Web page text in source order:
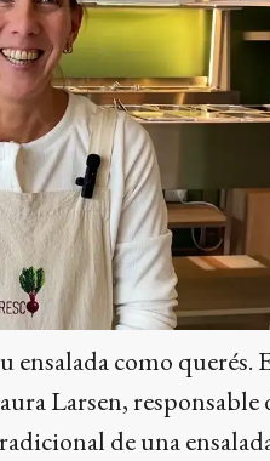
como querés.
Larsen,
de una